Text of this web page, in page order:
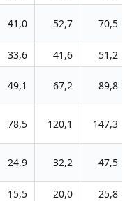
41,0 52,7 70,5
33,6 41,6
51,2
49,1 67,2 89,8
78,5 120,1 147,3
24,9 32,2 47,5
15,5 20,0
25,8